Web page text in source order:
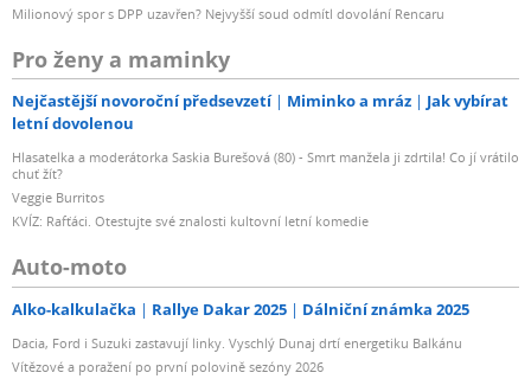
Milionový spor s DPP uzavřen? Nejvyšší soud odmítl dovolání Rencaru
Pro ženy a maminky
Nejčastější novoroční předsevzetí Miminko a mráz
Jak vybírat
letní dovolenou
Hlasatelka a moderátorka Saskia Burešová (80) - Smrt manžela ji zdrtila! Co jí vrátilo
chuť žít?
Veggie Burritos
KVÍZ: Rafťáci. Otestujte své znalosti kultovní letní komedie
Auto-moto
Alko-kalkulačka Rallye Dakar 2025 Dálniční známka 2025
Dacia, Ford i Suzuki zastavují linky. Vyschlý Dunaj drtí energetiku Balkánu
Vítězové a poražení po první polovině sezóny 2026